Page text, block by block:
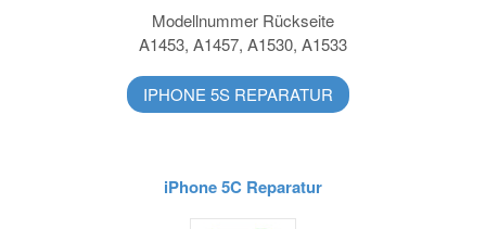
Modellnummer Rückseite
A1453, A1457, A1530, A1533
IPHONE 5S REPARATUR
iPhone 5C Reparatur